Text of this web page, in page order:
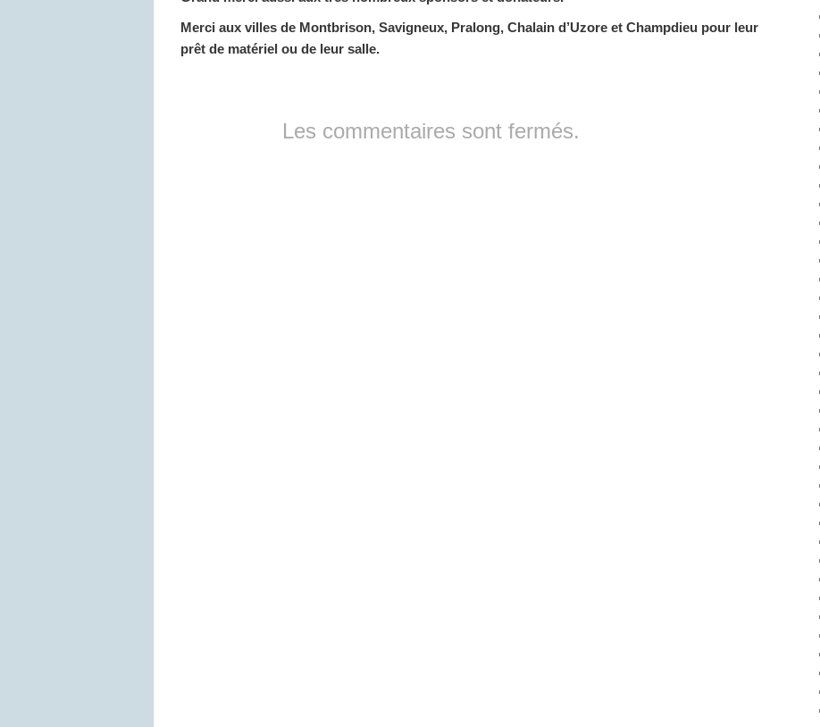
Merci aux villes de Montbrison, Savigneux, Pralong, Chalain d’Uzore et Champdieu pour leur
prêt de matériel ou de leur salle.
Les commentaires sont fermés.